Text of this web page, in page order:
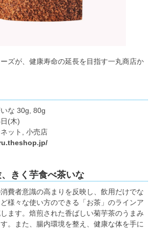
ズが、健康寿命の延長を目指す一丸商店か
な 30g, 80g
(木)
ット, 小売店
きく芋食べ茶いな
費者意識の高まりを反映し、飲用だけでな
様々な使い方のできる「お茶」のラインア
ます。焙煎された香ばしい菊芋茶のうまみ
。また、腸内環境を整え、健康な体を手に